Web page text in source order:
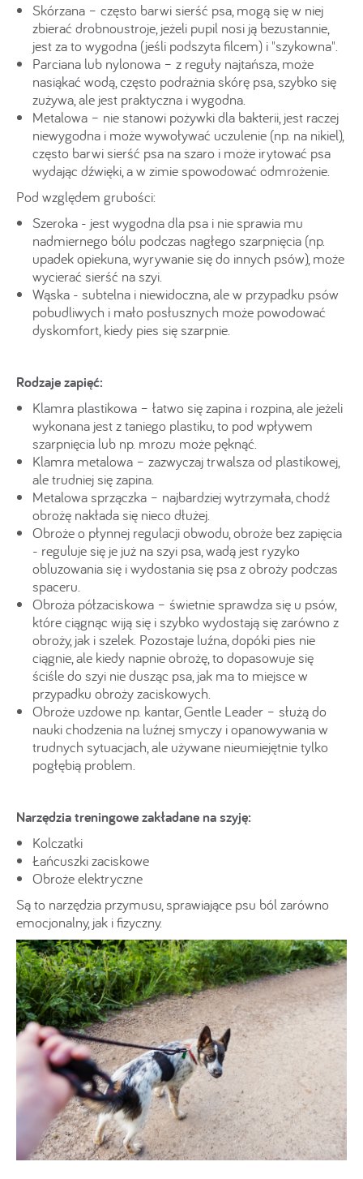
Skórzana – często barwi sierść psa, mogą się w niej
zbierać drobnoustroje, jeżeli pupil nosi ją bezustannie,
jest za to wygodna (jeśli podszyta filcem) i "szykowna".
Parciana lub nylonowa – z reguły najtańsza, może
nasiąkać wodą, często podrażnia skórę psa, szybko się
zużywa, ale jest praktyczna i wygodna.
Metalowa – nie stanowi pożywki dla bakterii, jest raczej
niewygodna i może wywoływać uczulenie (np. na nikiel),
często barwi sierść psa na szaro i może irytować psa
wydając dźwięki, a w zimie spowodować odmrożenie.
Pod względem grubości:
Szeroka - jest wygodna dla psa i nie sprawia mu
nadmiernego bólu podczas nagłego szarpnięcia (np.
upadek opiekuna, wyrywanie się do innych psów), może
wycierać sierść na szyi.
Wąska - subtelna i niewidoczna, ale w przypadku psów
pobudliwych i mało posłusznych może powodować
dyskomfort, kiedy pies się szarpnie.
Rodzaje zapięć:
Klamra plastikowa – łatwo się zapina i rozpina, ale jeżeli
wykonana jest z taniego plastiku, to pod wpływem
szarpnięcia lub np. mrozu może pęknąć.
Klamra metalowa – zazwyczaj trwalsza od plastikowej,
ale trudniej się zapina.
Metalowa sprzączka – najbardziej wytrzymała, chodź
obrożę nakłada się nieco dłużej.
Obroże o płynnej regulacji obwodu, obroże bez zapięcia
- reguluje się je już na szyi psa, wadą jest ryzyko
obluzowania się i wydostania się psa z obroży podczas
spaceru.
Obroża półzaciskowa – świetnie sprawdza się u psów,
które ciągnąc wiją się i szybko wydostają się zarówno z
obroży, jak i szelek. Pozostaje luźna, dopóki pies nie
ciągnie, ale kiedy napnie obrożę, to dopasowuje się
ściśle do szyi nie dusząc psa, jak ma to miejsce w
przypadku obroży zaciskowych.
Obroże uzdowe np. kantar, Gentle Leader – służą do
nauki chodzenia na luźnej smyczy i opanowywania w
trudnych sytuacjach, ale używane nieumiejętnie tylko
pogłębią problem.
Narzędzia treningowe zakładane na szyję:
Kolczatki
Łańcuszki zaciskowe
Obroże elektryczne
Są to narzędzia przymusu, sprawiające psu ból zarówno
emocjonalny, jak i fizyczny.